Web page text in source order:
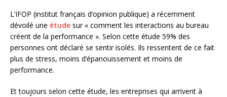
L’IFOP (institut français d’opinion publique) a récemment
dévoilé une étude sur « comment les interactions au bureau
créent de la performance ». Selon cette étude 59% des
personnes ont déclaré se sentir isolés. Ils ressentent de ce fait
plus de stress, moins d’épanouissement et moins de
performance.
Et toujours selon cette étude, les entreprises qui arrivent à